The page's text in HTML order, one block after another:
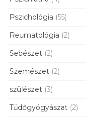
Pszichológia (55)
Reumatológia (2)
Sebészet (2)
Szemészet (2)
szülészet (3)
Tüdőgyógyászat (2)